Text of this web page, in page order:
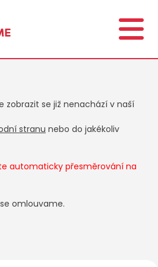
zobrazit se již nenachází v naší
stranu nebo do jakékoliv
automaticky přesměrování na
omlouvame.